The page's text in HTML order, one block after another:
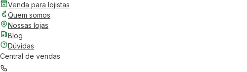
Venda para lojistas
Quem somos
Nossas lojas
Blog
Dúvidas
Central de vendas